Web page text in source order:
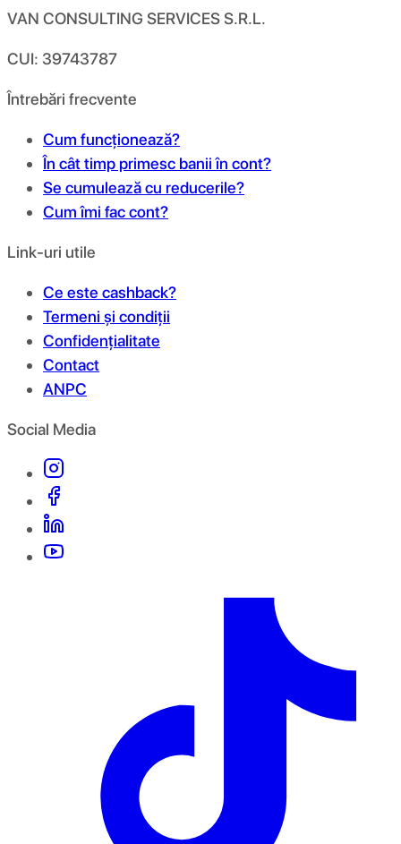
VAN CONSULTING SERVICES S.R.L.
CUI: 39743787
Întrebări frecvente
Cum funcționează?
În cât timp primesc banii în cont?
Se cumulează cu reducerile?
Cum îmi fac cont?
Link-uri utile
Ce este cashback?
Termeni și condiții
Confidențialitate
Contact
ANPC
Social Media